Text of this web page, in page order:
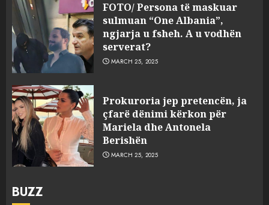
FOTO/ Persona të maskuar
sulmuan “One Albania”,
ngjarja u fsheh. A u vodhën
serverat?
MARCH 25, 2025
Prokuroria jep pretencën, ja
çfarë dënimi kërkon për
Mariela dhe Antonela
Berishën
MARCH 25, 2025
BUZZ